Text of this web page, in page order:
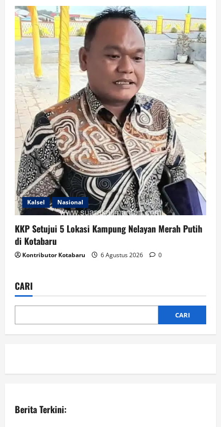
Kalsel Nasional
KKP Setujui 5 Lokasi Kampung Nelayan Merah Putih
di Kotabaru
Kontributor Kotabaru 6 Agustus 2026 0
CARI
CARI
Berita Terkini: